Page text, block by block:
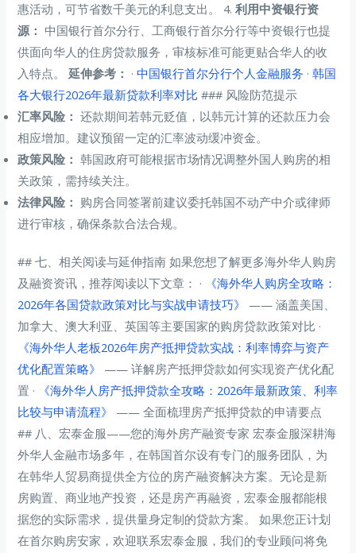
惠活动，可节省数千美元的利息支出。 4.利用中资银行资
源： 中国银行首尔分行、工商银行首尔分行等中资银行也提
供面向华人的住房贷款服务，审核标准可能更贴合华人的收
入特点。延伸参考： ·中国银行首尔分行个人金融服务 ·韩国
各大银行2026年最新贷款利率对比 ### 风险防范提示
汇率风险： 还款期间若韩元贬值，以韩元计算的还款压力会
相应增加。建议预留一定的汇率波动缓冲资金。
政策风险： 韩国政府可能根据市场情况调整外国人购房的相
关政策，需持续关注。
法律风险： 购房合同签署前建议委托韩国不动产中介或律师
进行审核，确保条款合法合规。
## 七、相关阅读与延伸指南 如果您想了解更多海外华人购房
及融资资讯，推荐阅读以下文章： ·
《海外华人购房全攻略：
2026年各国贷款政策对比与实战申请技巧》
—— 涵盖美国、
加拿大、澳大利亚、英国等主要国家的购房贷款政策对比 ·
《海外华人老板2026年房产抵押贷款实战：利率博弈与资产
优化配置策略》
—— 详解房产抵押贷款如何实现资产优化配
置 ·
《海外华人房产抵押贷款全攻略：2026年最新政策、利率
比较与申请流程》
—— 全面梳理房产抵押贷款的申请要点
## 八、宏泰金服——您的海外房产融资专家 宏泰金服深耕海
外华人金融市场多年，在韩国首尔设有专门的服务团队，为
在韩华人贸易商提供全方位的房产融资解决方案。无论是新
房购置、商业地产投资，还是房产再融资，宏泰金服都能根
据您的实际需求，提供量身定制的贷款方案。 如果您正计划
在首尔购房安家，欢迎联系宏泰金服，我们的专业顾问将免